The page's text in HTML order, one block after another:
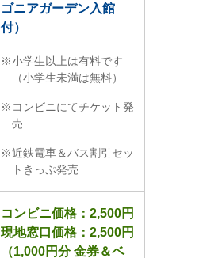
ゴニアガーデン入館
付）
小学生以上は有料です
（小学生未満は無料）
コンビニにてチケット発
売
近鉄電車＆バス割引セッ
トきっぷ発売
コンビニ価格：2,500円
現地窓口価格：2,500円
（1,000円分 金券＆ベ